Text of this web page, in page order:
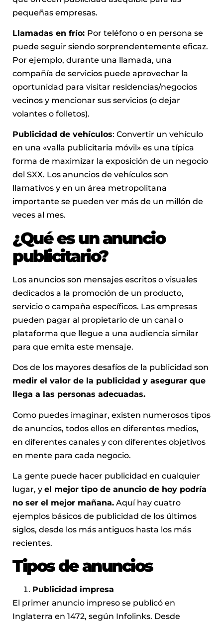
pequeñas empresas.
Llamadas en frío: Por teléfono o en persona se
puede seguir siendo sorprendentemente eficaz.
Por ejemplo, durante una llamada, una
compañía de servicios puede aprovechar la
oportunidad para visitar residencias/negocios
vecinos y mencionar sus servicios (o dejar
volantes o folletos).
Publicidad de vehículos: Convertir un vehículo
en una «valla publicitaria móvil» es una típica
forma de maximizar la exposición de un negocio
del SXX. Los anuncios de vehículos son
llamativos y en un área metropolitana
importante se pueden ver más de un millón de
veces al mes.
¿Qué es un anuncio
publicitario?
Los anuncios son mensajes escritos o visuales
dedicados a la promoción de un producto,
servicio o campaña específicos. Las empresas
pueden pagar al propietario de un canal o
plataforma que llegue a una audiencia similar
para que emita este mensaje.
Dos de los mayores desafíos de la publicidad son
medir el valor de la publicidad y asegurar que
llega a las personas adecuadas.
Como puedes imaginar, existen numerosos tipos
de anuncios, todos ellos en diferentes medios,
en diferentes canales y con diferentes objetivos
en mente para cada negocio.
La gente puede hacer publicidad en cualquier
lugar, y el mejor tipo de anuncio de hoy podría
no ser el mejor mañana. Aquí hay cuatro
ejemplos básicos de publicidad de los últimos
siglos, desde los más antiguos hasta los más
recientes.
Tipos de anuncios
Publicidad impresa
El primer anuncio impreso se publicó en
Inglaterra en 1472, según Infolinks. Desde